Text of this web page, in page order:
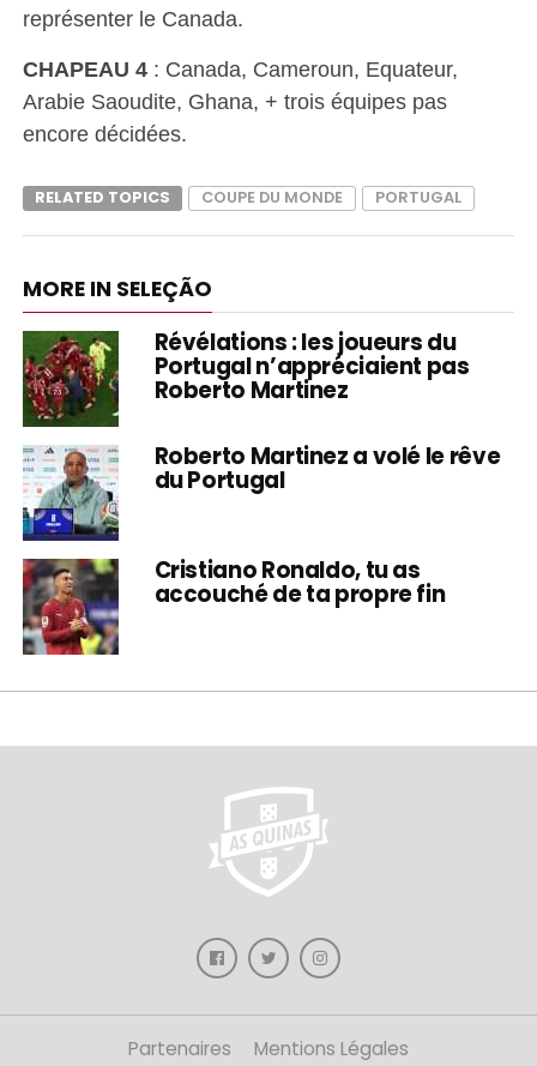
représenter le Canada.
CHAPEAU 4: Canada, Cameroun, Equateur,
Arabie Saoudite, Ghana, + trois équipes pas
encore décidées.
RELATED TOPICS COUPE DU MONDE PORTUGAL
MORE IN SELEÇÃO
Révélations : les joueurs du
Portugal n’appréciaient pas
Roberto Martinez
Roberto Martinez a volé le rêve
du Portugal
Cristiano Ronaldo, tu as
accouché de ta propre fin
Partenaires Mentions Légales